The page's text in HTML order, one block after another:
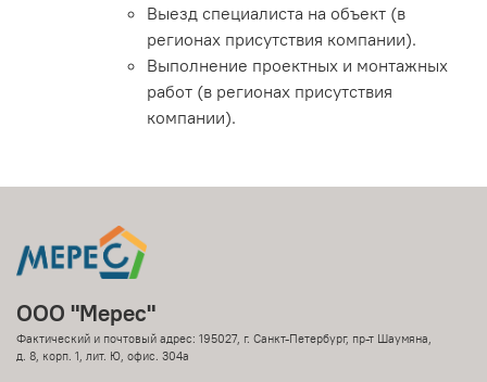
Выезд специалиста на объект (в
регионах присутствия компании).
Выполнение проектных и монтажных
работ (в регионах присутствия
компании).
ООО "Мерес"
Фактический и почтовый адрес: 195027, г. Санкт-Петербург, пр-т Шаумяна,
д. 8, корп. 1, лит. Ю, офис. 304а